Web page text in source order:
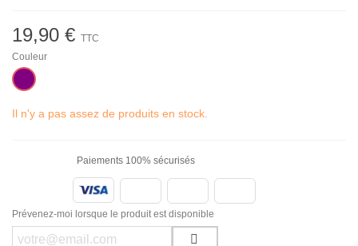
19,90 € TTC
Couleur
Améthyste
Il n'y a pas assez de produits en stock.
Paiements 100% sécurisés
Prévenez-moi lorsque le produit est disponible